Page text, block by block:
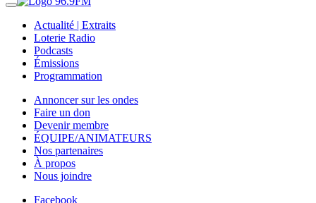
Actualité | Extraits
Loterie Radio
Podcasts
Émissions
Programmation
Annoncer sur les ondes
Faire un don
Devenir membre
ÉQUIPE/ANIMATEURS
Nos partenaires
À propos
Nous joindre
Facebook